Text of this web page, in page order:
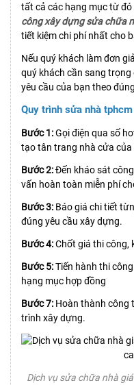
tất cả các hạng mục từ
công xây dựng sửa chữa
tiết kiệm chi phí nhất cho
Nếu quý khách làm đơn
quý khách cần sang
yêu cầu của bạn theo
Quy trình sửa nhà
Bước 1:Gọi điện qua số
tạo tân trang nhà cửa của
Bước 2:Đến kháo sát
vấn hoàn toàn miễn phí
Bước 3: Báo giá chi tiết
đúng yêu cầu xây dựng.
Bước 4:Chốt giá thi công,
Bước 5:Tiến hành thi
hạng mục hợp đồng
Bước 7: Hoàn thành công
trình xây dựng.
Dịch vụ sửa chữa nhà